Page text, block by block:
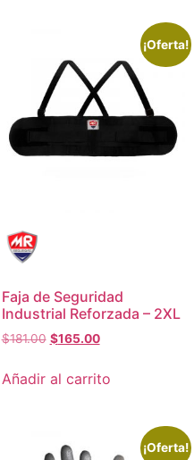
¡Oferta!
Faja de Seguridad
Industrial Reforzada – 2XL
$181.00 $165.00
Añadir al carrito
¡Oferta!